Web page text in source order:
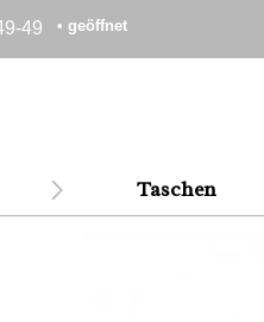
49 • geöffnet
Taschen